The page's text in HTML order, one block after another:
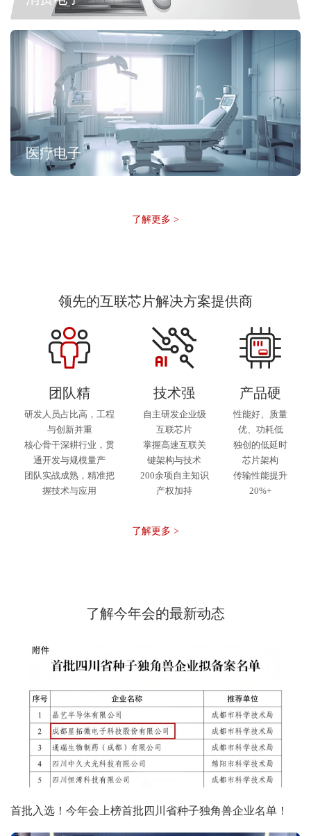
医疗电子
了解更多 >
领先的互联芯片解决方案提供商
团队精
研发人员占比高，工程
与创新并重
核心骨干深耕行业，贯
通开发与规模量产
团队实战成熟，精准把
握技术与应用
技术强
自主研发企业级
互联芯片
掌握高速互联关
键架构与技术
200余项自主知识
产权加持
产品硬
性能好、质量
优、功耗低
独创的低延时
芯片架构
传输性能提升
20%+
了解更多 >
了解今年会的最新动态
首批入选！今年会上榜首批四川省种子独角兽企业名单！